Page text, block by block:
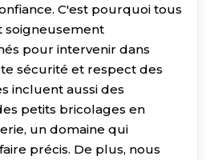
C'est pourquoi tous
soigneusement
pour intervenir dans
sécurité et respect des
incluent aussi des
petits bricolages en
un domaine qui
précis. De plus, nous